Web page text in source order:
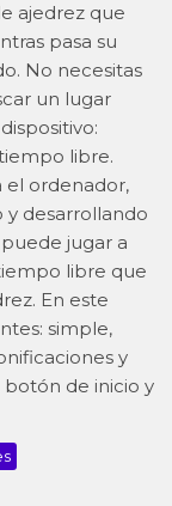
ajedrez que
pasa su
No necesitas
un lugar
libre.
el ordenador,
y desarrollando
jugar a
libre que
En este
simple,
y
botón de inicio y